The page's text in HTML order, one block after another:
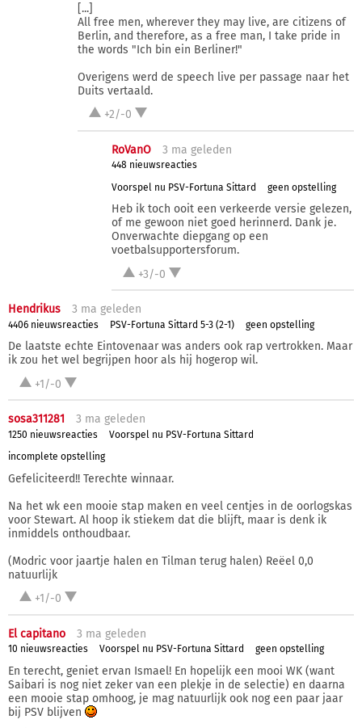
[...]
All free men, wherever they may live, are citizens of
Berlin, and therefore, as a free man, I take pride in
the words "Ich bin ein Berliner!"
Overigens werd de speech live per passage naar het
Duits vertaald.
+2/-0
RoVanO 3 ma geleden
448 nieuwsreacties
Voorspel nu PSV-Fortuna Sittard
geen opstelling
Heb ik toch ooit een verkeerde versie gelezen,
of me gewoon niet goed herinnerd. Dank je.
Onverwachte diepgang op een
voetbalsupportersforum.
+3/-0
Hendrikus 3 ma geleden
4406 nieuwsreacties PSV-Fortuna Sittard 5-3 (2-1) geen opstelling
De laatste echte Eintovenaar was anders ook rap vertrokken. Maar
ik zou het wel begrijpen hoor als hij hogerop wil.
+1/-0
sosa311281 3 ma geleden
1250 nieuwsreacties
Voorspel nu PSV-Fortuna Sittard
incomplete opstelling
Gefeliciteerd!! Terechte winnaar.
Na het wk een mooie stap maken en veel centjes in de oorlogskas
voor Stewart. Al hoop ik stiekem dat die blijft, maar is denk ik
inmiddels onthoudbaar.
(Modric voor jaartje halen en Tilman terug halen) Reëel 0,0
natuurlijk
+1/-0
El capitano 3 ma geleden
10 nieuwsreacties Voorspel nu PSV-Fortuna Sittard geen opstelling
En terecht, geniet ervan Ismael! En hopelijk een mooi WK (want
Saibari is nog niet zeker van een plekje in de selectie) en daarna
een mooie stap omhoog, je mag natuurlijk ook nog een paar jaar
bij PSV blijven